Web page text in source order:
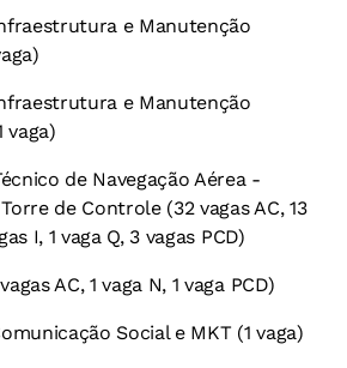
e Manutenção
e Manutenção
vaga)
de Navegação Aérea -
de Controle (32 vagas AC, 13
I, 1 vaga Q, 3 vagas PCD)
AC, 1 vaga N, 1 vaga PCD)
Social e MKT (1 vaga)